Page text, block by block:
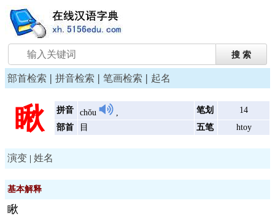
部首检索 | 拼音检索 | 笔画检索 | 起名
瞅 拼音 chǒu , 笔划
14
部首
目 五笔 htoy
演变 姓名
基本解释
瞅